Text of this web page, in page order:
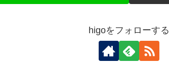
higoをフォローする